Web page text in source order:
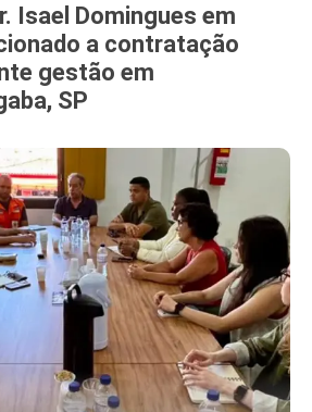
Isael Domingues em
a contratação
gestão em
SP